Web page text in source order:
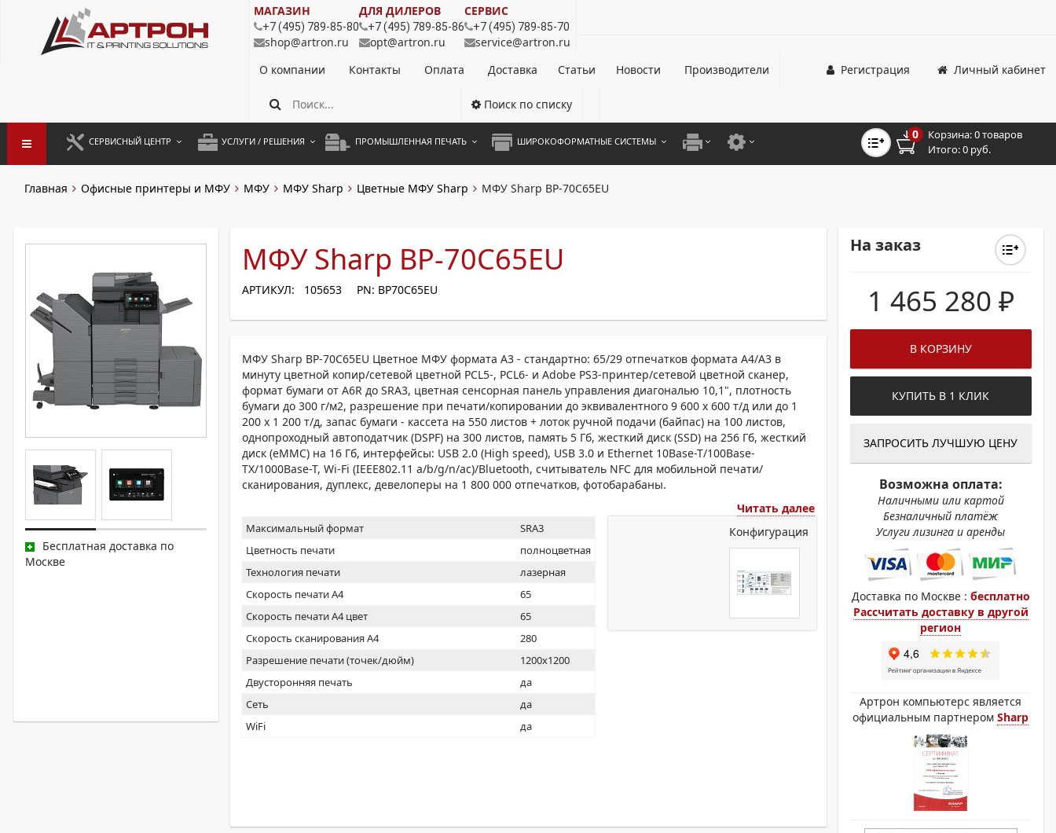
МАГАЗИН
+7 (495) 789-85-80
shop@artron.ru
ДЛЯ ДИЛЕРОВ
+7 (495) 789-85-86
opt@artron.ru
СЕРВИС
+7 (495) 789-85-70
service@artron.ru
О компании
Контакты Оплата Доставка Статьи Новости Производители Личный кабинет
Регистрация
Поиск по списку
СЕРВИСНЫЙ ЦЕНТР
ПРОФИЛАКТИКА И ТО
РАЗОВЫЕ РЕМОНТЫ
УСЛУГИ / РЕШЕНИЯ
АРЕНДА ОБОРУДОВАНИЯ
ПРОМЫШЛЕННАЯ ПЕЧАТЬ ШИРОКОФОРМАТНЫЕ СИСТЕМЫ
МОНОХРОМНЫЕ ПРИНТЕРЫ
ДЛЯ ШИРОКОФОРМАТНЫХ СИСТЕМ
0 Корзина:0 товаров
Итого:0 руб.
Главная Офисные принтеры и МФУ МФУ МФУ Sharp Цветные МФУ Sharp МФУ Sharp BP-70C65EU
Бесплатная доставка по
Москве
МФУ Sharp BP-70C65EU
АРТИКУЛ: 105653 PN: BP70C65EU
МФУ Sharp BP-70C65EU Цветное МФУ формата A3 - стандартно: 65/29 отпечатков формата A4/A3 в
минуту цветной копир/сетевой цветной PCL5-, PCL6- и Adobe PS3-принтер/сетевой цветной сканер,
формат бумаги от A6R до SRA3, цветная сенсорная панель управления диагональю 10,1", плотность
бумаги до 300 г/м2, разрешение при печати/копировании до эквивалентного 9 600 x 600 т/д или до 1
200 х 1 200 т/д, запас бумаги - кассета на 550 листов + лоток ручной подачи (байпас) на 100 листов,
однопроходный автоподатчик (DSPF) на 300 листов, память 5 Гб, жесткий диск (SSD) на 256 Гб, жесткий
диск (eMMC) на 16 Гб, интерфейсы: USB 2.0 (High speed), USB 3.0 и Ethernet 10Base-T/100Base-
TX/1000Base-T, Wi-Fi (IEEE802.11 a/b/g/n/ac)/Bluetooth, считыватель NFC для мобильной печати/
сканирования, дуплекс, девелоперы на 1 800 000 отпечатков, фотобарабаны.
Читать далее
Максимальный формат
SRA3
Цветность печати
полноцветная
Технология печати
лазерная
Скорость печати А4
65
Скорость печати А4 цвет
65
Скорость сканирования А4
280
Разрешение печати (точек/дюйм)
1200x1200
Двусторонняя печать
да
Сеть
да
WiFi
да
Конфигурация
На заказ
1 465 280 ₽
В КОРЗИНУ
КУПИТЬ В 1 КЛИК
ЗАПРОСИТЬ ЛУЧШУЮ ЦЕНУ
Возможна оплата:
Наличными или картой
Безналичный платёж
Услуги лизинга и аренды
Доставка по Москве : бесплатно
Рассчитать доставку в другой
регион
Артрон компьютерс является
официальным партнеромSharp